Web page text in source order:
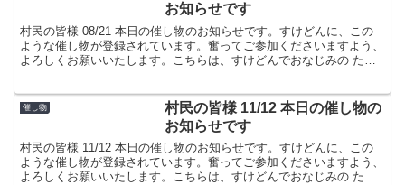
お知らせです
村民の皆様 08/21 本日の催し物のお知らせです。すけどんに、この
ような催し物が登録されています。奮ってご参加くださいますよう、
よろしくお願いいたします。こちらは、すけどんでおなじみの たま
催し物
村民の皆様 11/12 本日の催し物の
お知らせです
村民の皆様 11/12 本日の催し物のお知らせです。すけどんに、この
ような催し物が登録されています。奮ってご参加くださいますよう、
よろしくお願いいたします。こちらは、すけどんでおなじみの たま